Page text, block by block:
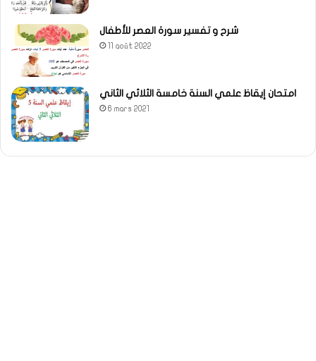
شرح و تفسير سورة العصر للأطفال
11 août 2022
امتحان إيقاظ علمي السنة خامسة الثلاثي الثاني
6 mars 2021